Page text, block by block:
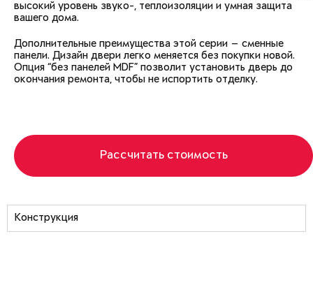
высокий уровень звуко-, теплоизоляции и умная защита
вашего дома.
Дополнительные преимущества этой серии — сменные
панели. Дизайн двери легко меняется без покупки новой.
Опция “без панелей MDF” позволит установить дверь до
окончания ремонта, чтобы не испортить отделку.
Рассчитать стоимость
Конструкция